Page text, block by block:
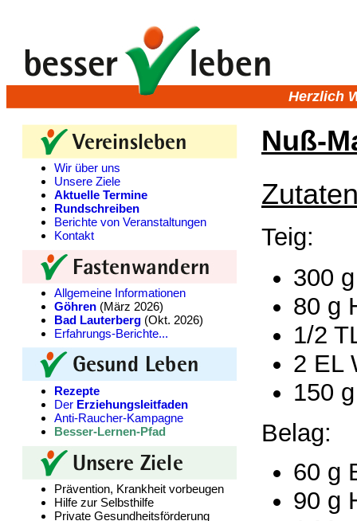
Herzlich
Wir über uns
Unsere Ziele
Aktuelle Termine
Rundschreiben
Berichte von Veranstaltungen
Kontakt
Allgemeine Informationen
Göhren (März 2026)
Bad Lauterberg (Okt. 2026)
Erfahrungs-Berichte...
Rezepte
Der Erziehungsleitfaden
Anti-Raucher-Kampagne
Besser-Lernen-Pfad
Prävention, Krankheit vorbeugen
Hilfe zur Selbsthilfe
Private Gesundheitsförderung
Nuß-
Teig:
300
80 g
1/2
2 EL
150
Belag:
60 g
90 g